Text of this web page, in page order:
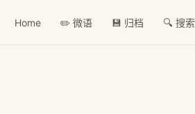
Home ✏️ 微语 💾 归档 🔍 搜索